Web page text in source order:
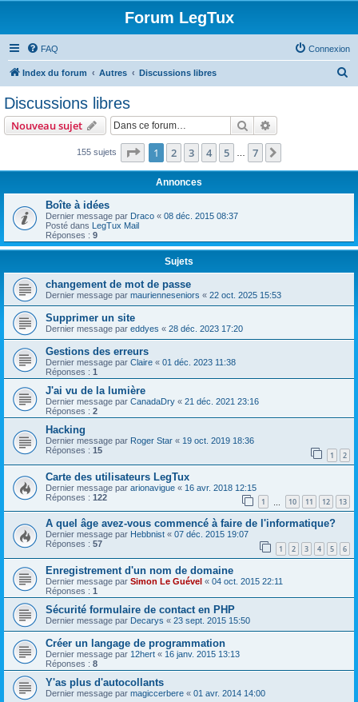
Forum LegTux
FAQ Connexion
Index du forum Autres Discussions libres
r
Discussions libres
Nouveau sujet Rechercher
155 sujets Page 1sur7
1 2 3 4 5 7
Annonces
Boîte à idées
Dernier message par Draco « 08 déc. 2015 08:37
Posté dans LegTux Mail
Réponses : 9
Sujets
changement de mot de passe
Dernier message par maurienneseniors « 22 oct. 2025 15:53
Supprimer un site
Dernier message par eddyes « 28 déc. 2023 17:20
Gestions des erreurs
Dernier message par Claire « 01 déc. 2023 11:38
Réponses : 1
J'ai vu de la lumière
Dernier message par CanadaDry « 21 déc. 2021 23:16
Réponses : 2
Hacking
Dernier message par Roger Star « 19 oct. 2019 18:36
Réponses : 15 1 2
Carte des utilisateurs LegTux
Dernier message par arionavigue « 16 avr. 2018 12:15
Réponses : 122 1 10 11 12 13
A quel âge avez-vous commencé à faire de l'informatique?
Dernier message par Hebbnist « 07 déc. 2015 19:07
Réponses : 57 1 2 3 4 5 6
Enregistrement d'un nom de domaine
Dernier message par Simon Le Guével « 04 oct. 2015 22:11
Réponses : 1
Sécurité formulaire de contact en PHP
Dernier message par Decarys « 23 sept. 2015 15:50
Créer un langage de programmation
Dernier message par 12hert « 16 janv. 2015 13:13
Réponses : 8
Y'as plus d'autocollants
Dernier message par magiccerbere « 01 avr. 2014 14:00